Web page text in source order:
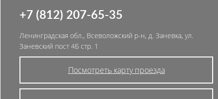
+7 (812) 207-65-35
Ленинградская обл., Всеволожский р-н, д. Заневка, ул.
Заневский пост 4Б стр. 1
Посмотреть карту проезда